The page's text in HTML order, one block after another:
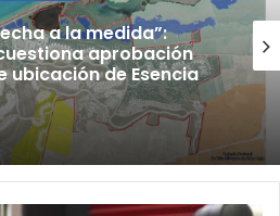
a la medida”:
aprobación
ubicación de Esencia